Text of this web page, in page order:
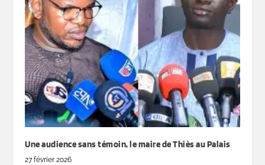
Une audience sans témoin, le maire de Thiès au Palais
27 février 2026